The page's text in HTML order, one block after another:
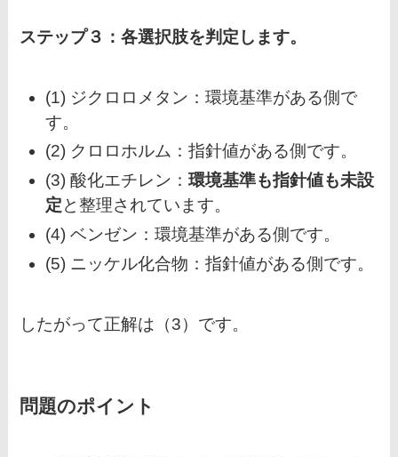
ステップ３：各選択肢を判定します。
(1) ジクロロメタン：環境基準がある側で
す。
(2) クロロホルム：指針値がある側です。
(3) 酸化エチレン： 環境基準も指針値も未設
定と整理されています。
(4) ベンゼン：環境基準がある側です。
(5) ニッケル化合物：指針値がある側です。
したがって正解は（3）です。
問題のポイント